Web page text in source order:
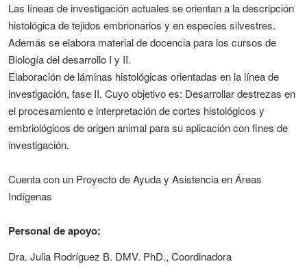
Las líneas de investigación actuales se orientan a la descripción
histológica de tejidos embrionarios y en especies silvestres.
Además se elabora material de docencia para los cursos de
Biología del desarrollo I y II.
Elaboración de láminas histológicas orientadas en la línea de
investigación, fase II. Cuyo objetivo es: Desarrollar destrezas en
el procesamiento e interpretación de cortes histológicos y
embriológicos de origen animal para su aplicación con fines de
investigación.
Cuenta con un Proyecto de Ayuda y Asistencia en Áreas
Indígenas
Personal de apoyo:
Dra. Julia Rodríguez B. DMV. PhD., Coordinadora